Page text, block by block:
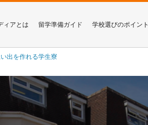
ィアとは 留学準備ガイド 学校選びのポイント
出を作れる学生寮